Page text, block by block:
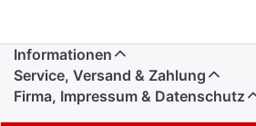
Informationen
Service, Versand & Zahlung
Firma, Impressum & Datenschutz